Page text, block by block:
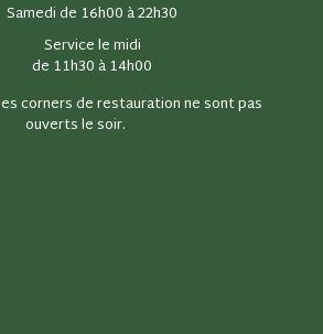
Samedi de 16h00 à 22h30
Service le midi
de 11h30 à 14h00
corners de restauration ne sont pas
ouverts le soir.